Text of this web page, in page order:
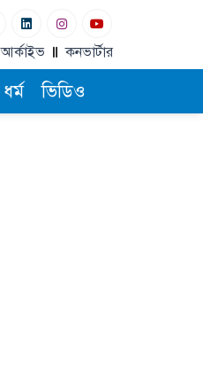
আর্কাইভ কনভার্টার
ধর্ম ভিডিও